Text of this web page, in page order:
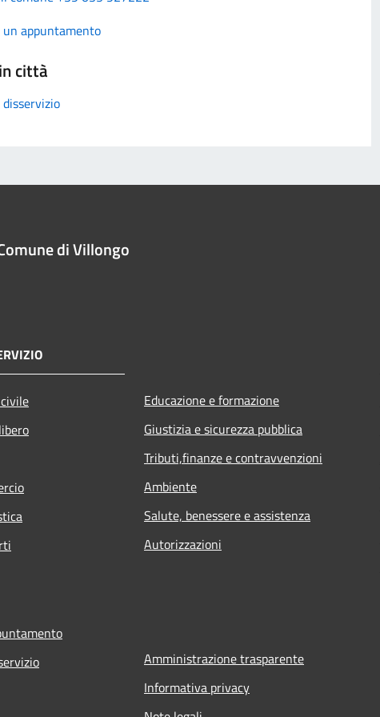
un appuntamento
città
di Villongo
Educazione e formazione
Giustizia e sicurezza pubblica
Tributi,finanze e contravvenzioni
Ambiente
Salute, benessere e assistenza
Autorizzazioni
Amministrazione trasparente
Informativa privacy